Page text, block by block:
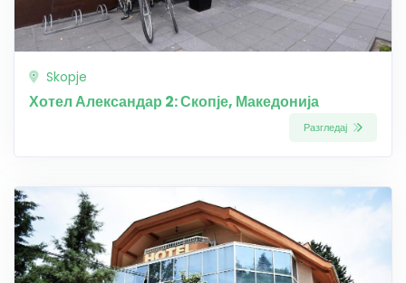
Skopje
Хотел Александар 2: Скопје, Македонија
Разгледај